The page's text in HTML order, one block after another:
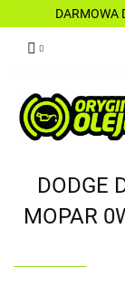
DARMOWA
DODGE
MOPAR